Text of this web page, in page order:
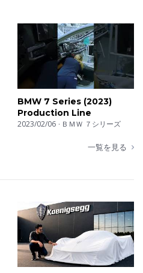
BMW 7 Series (2023)
Production Line
2023/02/06 ＢＭＷ ７シリーズ
一覧を見る